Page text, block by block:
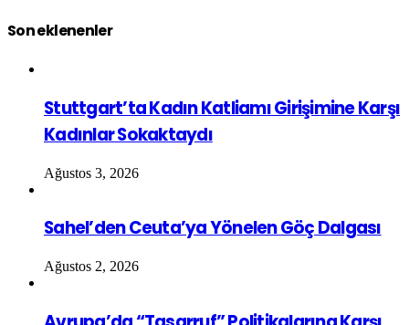
Son eklenenler
Stuttgart’ta Kadın Katliamı Girişimine Karşı
Kadınlar Sokaktaydı
Ağustos 3, 2026
Sahel’den Ceuta’ya Yönelen Göç Dalgası
Ağustos 2, 2026